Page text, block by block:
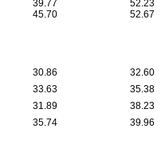
39.77
52.23
45.70
52.67
30.86
32.60
33.63
35.38
31.89
38.23
35.74
39.96